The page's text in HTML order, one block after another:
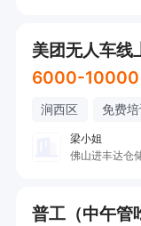
美团无人车线
6000-10000
涧西区 免费
梁小姐
佛山进丰达仓
普工（中午管